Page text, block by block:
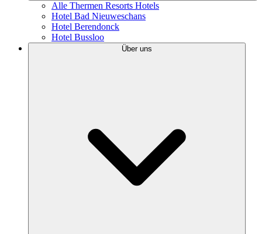
Alle Thermen Resorts Hotels
Hotel Bad Nieuweschans
Hotel Berendonck
Hotel Bussloo
Über uns